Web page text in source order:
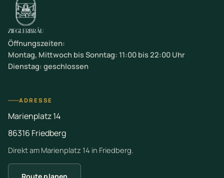
Öffnungszeiten:
Montag, Mittwoch bis Sonntag: 11:00 bis 22:00 Uhr
Dienstag: geschlossen
ADRESSE
Marienplatz 14
86316 Friedberg
Direkt am Marienplatz 14 in Friedberg.